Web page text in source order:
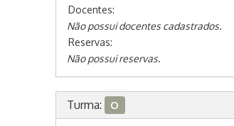
Docentes:
Não possui docentes cadastrados.
Reservas:
Não possui reservas.
Turma: O